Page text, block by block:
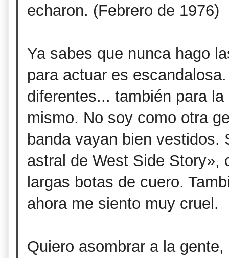
echaron. (Febrero de 1976)
Ya sabes que nunca hago
para actuar es
diferentes... también para
mismo. No soy como otra
banda vayan bien vestidos.
astral de West Side Story»,
largas botas de cuero.
ahora me siento muy cruel.
Quiero asombrar a la